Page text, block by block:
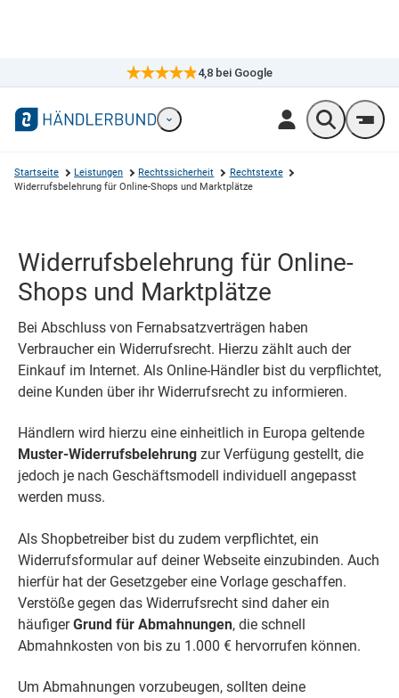
×
4,8 bei Google
Markennavigation öffnenWonach
Startseite Leistungen Rechtssicherheit
Rechtstexte
Widerrufsbelehrung für Online-Shops und Marktplätze
Widerrufsbelehrung für Online-
Shops und Marktplätze
Bei Abschluss von Fernabsatzverträgen haben
Verbraucher ein Widerrufsrecht. Hierzu zählt auch der
Einkauf im Internet. Als Online-Händler bist du verpflichtet,
deine Kunden über ihr Widerrufsrecht zu informieren.
Händlern wird hierzu eine einheitlich in Europa geltende
Muster-Widerrufsbelehrung zur Verfügung gestellt, die
jedoch je nach Geschäftsmodell individuell angepasst
werden muss.
Als Shopbetreiber bist du zudem verpflichtet, ein
Widerrufsformular auf deiner Webseite einzubinden. Auch
hierfür hat der Gesetzgeber eine Vorlage geschaffen.
Verstöße gegen das Widerrufsrecht sind daher ein
häufigerGrund für Abmahnungen, die schnell
Abmahnkosten von bis zu 1.000 € hervorrufen können.
Um Abmahnungen vorzubeugen, sollten deine